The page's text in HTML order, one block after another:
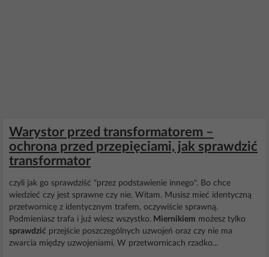
Warystor przed transformatorem –
ochrona przed przepięciami, jak sprawdzić
transformator
czyli jak go sprawdziść "przez podstawienie innego". Bo chce
wiedzieć czy jest sprawne czy nie. Witam. Musisz mieć identyczną
przetwornicę z identycznym trafem, oczywiście sprawną.
Podmieniasz trafa i już wiesz wszystko. Miernikiem możesz tylko
sprawdzić przejście poszczególnych uzwojeń oraz czy nie ma
zwarcia między uzwojeniami. W przetwornicach rzadko...